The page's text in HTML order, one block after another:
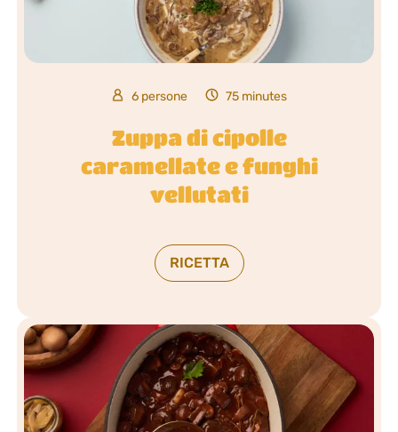
6 persone 75 minutes
Zuppa di cipolle
caramellate e funghi
vellutati
RICETTA